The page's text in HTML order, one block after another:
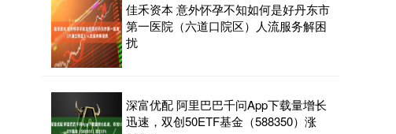
佳禾资本 意外怀孕不知如何是好丹东市
第一医院（六道口院区）人流服务解困
扰
深富优配 阿里巴巴千问App下载量增长
迅速，双创50ETF基金（588350）涨